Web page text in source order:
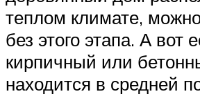
теплом климате,
без этого этапа. А вот
кирпичный или
находится в средней